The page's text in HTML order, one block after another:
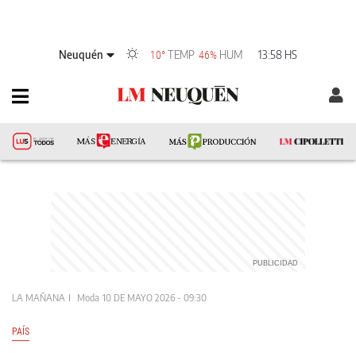
Neuquén 10°TEMP 46% HUM 13:58 HS
LA MAÑANA Moda 10 DE MAYO 2026 - 09:30
PAÍS